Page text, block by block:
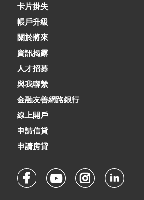
卡片掛失
帳戶升級
關於將來
資訊揭露
人才招募
與我聯繫
金融友善網路銀行
線上開戶
申請信貸
申請房貸